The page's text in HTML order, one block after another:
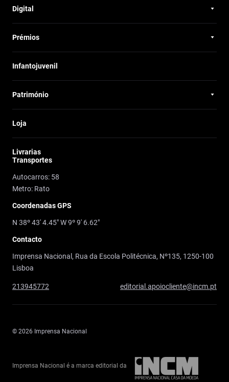
Digital
Prémios
Infantojuvenil
Património
Loja
Livrarias
Transportes
Autocarros: 58
Metro: Rato
Coordenadas GPS
N 38º 43' 4.45" W 9º 9' 6.62"
Contacto
Imprensa Nacional, Rua da Escola Politécnica, Nº135, 1250-100
Lisboa
213945772 editorial.apoiocliente@incm.pt
© 2026 Imprensa Nacional
Imprensa Nacional é a marca editorial da